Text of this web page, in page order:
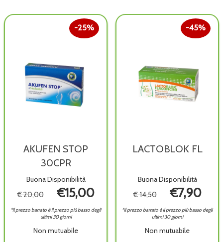
AKUFEN STOP
30CPR
Buona Disponibilità
25%
€ 20,00 €15,00
*il prezzo barrato è il prezzo più basso degli
ultimi 30 giorni
Non mutuabile
LACTOBLOK FL
Buona Disponibilità
45%
€ 14,50 €7,90
*il prezzo barrato è il prezzo più basso degli
ultimi 30 giorni
Non mutuabile